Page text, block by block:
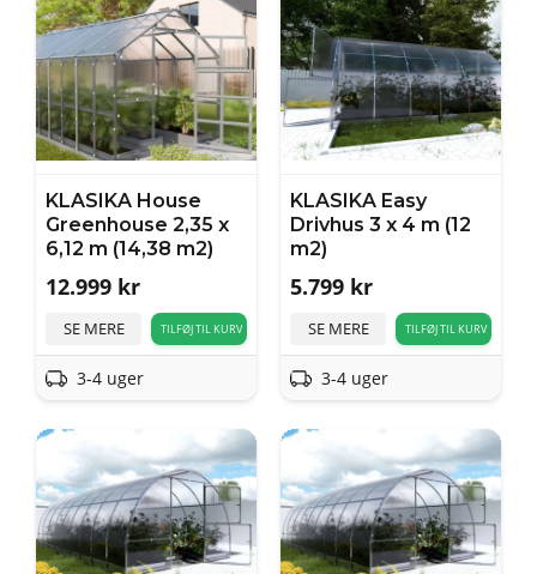
KLASIKA House
Greenhouse 2,35 x
6,12 m (14,38 m2)
12.999 kr
SE MERE TILFØJ TIL KURV
3-4 uger
KLASIKA Easy
Drivhus 3 x 4 m (12
m2)
5.799 kr
SE MERE TILFØJ TIL KURV
3-4 uger